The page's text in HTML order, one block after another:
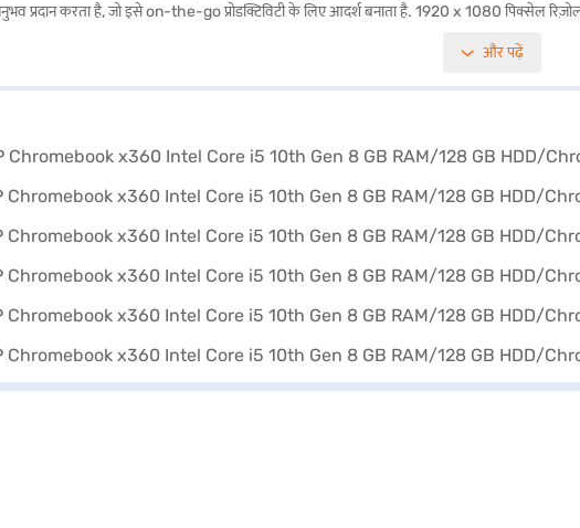
प्रदान करता है, जो इसे on-the-go प्रोडक्टिविटी के लिए आदर्श बनाता है. 1920 x 1080 पिक्सेल
आपकी ज़रूरतों को पूरा करता है. लेकिन स्क्रीन साइज़ पर विशिष्ट विवरण उपलब्ध नहीं हैं, लेकिन समग्र
और पढ़ें